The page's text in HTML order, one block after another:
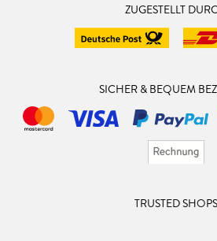
ZUGESTELLT
SICHER & BEQUEM
TRUSTED SHOPS